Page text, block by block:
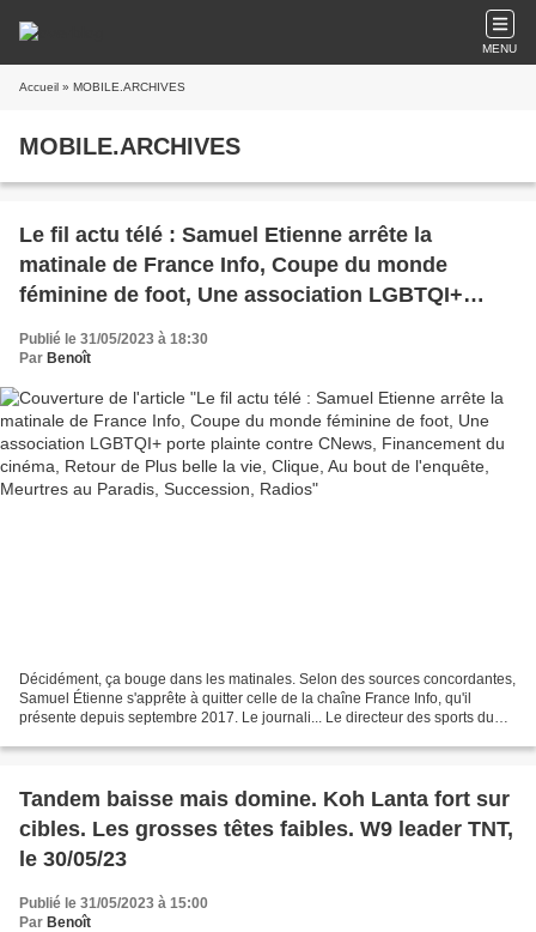
MENU
Accueil » MOBILE.ARCHIVES
MOBILE.ARCHIVES
Le fil actu télé : Samuel Etienne arrête la
matinale de France Info, Coupe du monde
féminine de foot, Une association LGBTQI+
porte plainte contre CNews, Financement du
cinéma, Retour de Plus belle la vie, Clique, Au
Succession, Radios
Publié le 31/05/2023 à 18:30
Par Benoît
Décidément, ça bouge dans les matinales. Selon des sources concordantes,
Samuel Étienne s'apprête à quitter celle de la chaîne France Info, qu'il
présente depuis septembre 2017. Le journali... Le directeur des sports du
Tandem baisse mais domine. Koh Lanta fort sur
cibles. Les grosses têtes faibles. W9 leader TNT,
le 30/05/23
Publié le 31/05/2023 à 15:00
Par Benoît